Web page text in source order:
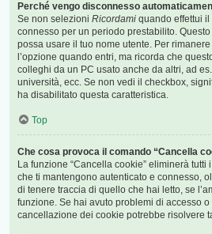
Perché vengo disconnesso
Se non selezioni Ricordami quando effettui
connesso per un periodo prestabilito.
possa usare il tuo nome utente. Per
l’opzione quando entri, ma ricorda che
colleghi da un PC usato anche da altri, ad
università, ecc. Se non vedi il checkbox,
ha disabilitato questa caratteristica.
Top
Che cosa provoca il comando “Cancella
La funzione “Cancella cookie” eliminerà
che ti mantengono autenticato e connesso,
di tenere traccia di quello che hai letto, se
funzione. Se hai avuto problemi di accesso
cancellazione dei cookie potrebbe risolvere